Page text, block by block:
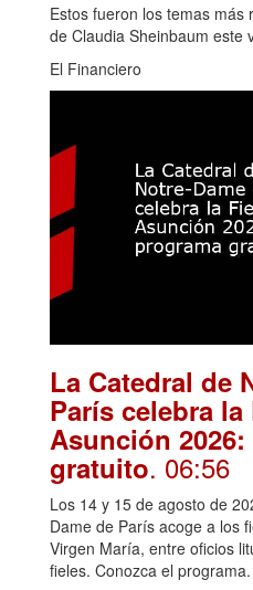
Estos fueron los temas más
de Claudia Sheinbaum este
El Financiero
La Catedral de
París celebra
Asunción
gratuito. 06:56
Los 14 y 15 de agosto de
Dame de París acoge a los
Virgen María, entre oficios
fieles. Conozca el programa.